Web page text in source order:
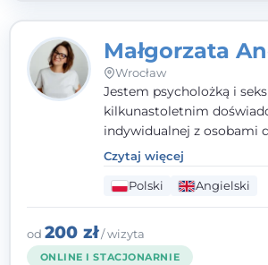
Małgorzata
Wrocław
Jestem psycholożką i
kilkunastoletnim
indywidualnej z osobami
parami. Specjalizuję się w
seksualnego, żałoby,
wypalenia zawodowego.
polskim i angielskim, w
humanistycznym, opartym
partnerstwie i
Czytaj więcej
Polski Angielski
od 200 zł/ wizyta
ONLINE I STACJONARNIE